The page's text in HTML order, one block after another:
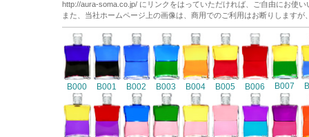
http://aura-soma.co.jp/ にリンクをはっていただければ、ご自由にお使い
また、当社ホームページ上の画像は、商用でのご利用はお断りします
B000 B001 B002 B003 B004 B005 B006 B007